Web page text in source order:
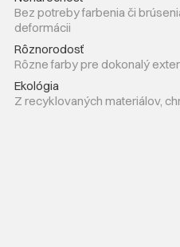
Bez potreby farbenia či
deformácii
Rôznorodosť
Rôzne farby pre dokonalý
Ekológia
Z recyklovaných materiálov,